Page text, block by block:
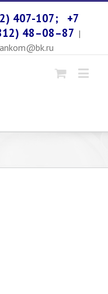
407-107; +7
48–08–87 |